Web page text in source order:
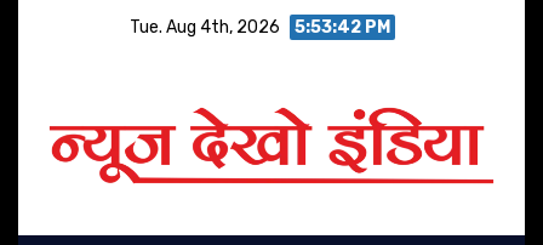
Tue. Aug 4th, 2026 5:53:43 PM